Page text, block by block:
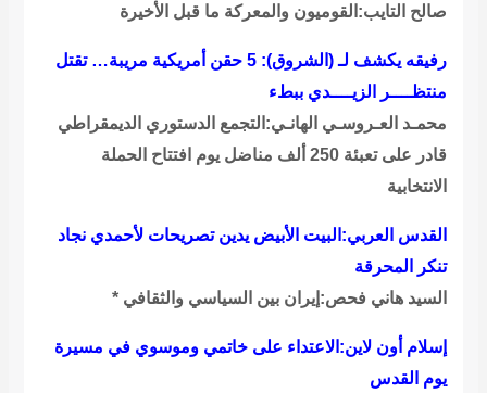
صالح التايب:القوميون والمعركة ما قبل الأخيرة
رفيقه يكشف لـ (الشروق): 5 حقن أمريكية مريبة… تقتل
منتظــــر الزيــــدي ببطء
محمـد العـروسـي الهانـي:التجمع الدستوري الديمقراطي
قادر على تعبئة 250 ألف مناضل يوم افتتاح الحملة
الانتخابية
القدس العربي:البيت الأبيض يدين تصريحات لأحمدي نجاد
تنكر المحرقة
السيد هاني فحص:إيران بين السياسي والثقافي *
إسلام أون لاين:الاعتداء على خاتمي وموسوي في مسيرة
يوم القدس